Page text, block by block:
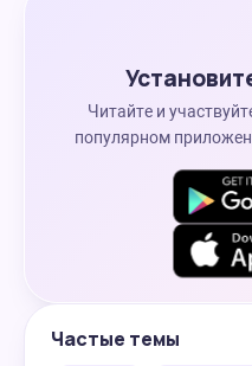
Читайте и
популярном
Частые темы